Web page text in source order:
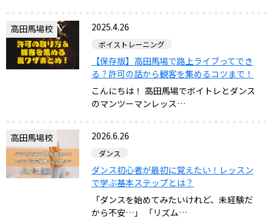
高田馬場校 2025.4.26
ボイストレーニング
【保存版】高田馬場で路上ライブってでき
る？許可の話から観客を集めるコツまで！
こんにちは！ 高田馬場でボイトレとダンス
のマンツーマンレッス…
高田馬場校 2026.6.26
ダンス
ダンス初心者が最初に覚えたい！レッスン
で学ぶ基本ステップとは？
「ダンスを始めてみたいけれど、未経験だ
から不安…」 「リズム…